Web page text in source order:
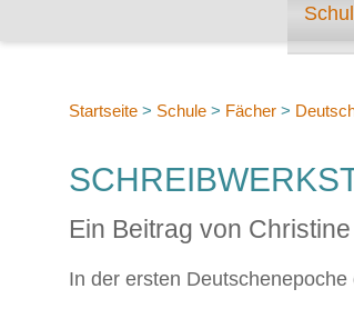
Startseite > Schule > Fächer >
Ein Beitrag von
In der ersten